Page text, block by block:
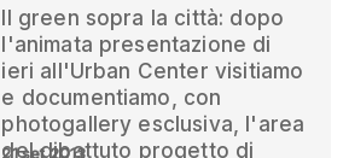
Il green sopra la città: dopo
l'animata presentazione di
ieri all'Urban Center visitiamo
e documentiamo, con
photogallery esclusiva, l'area
del dibattuto progetto di
21 set 2013